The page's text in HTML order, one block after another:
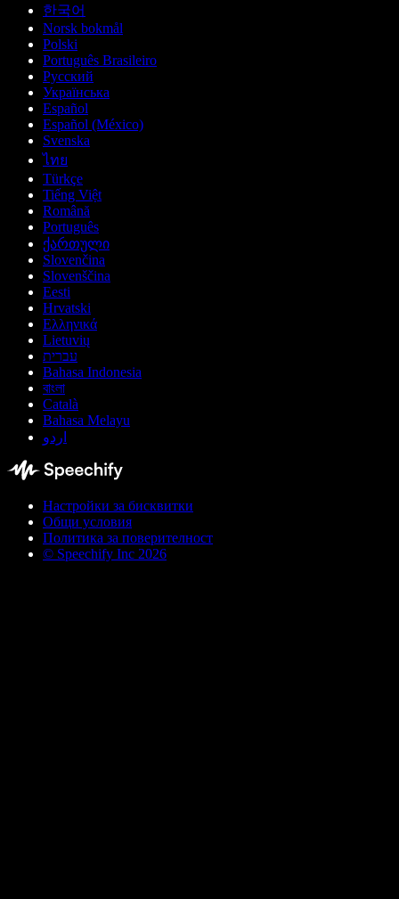
한국어
Norsk bokmål
Polski
Português Brasileiro
Русский
Українська
Español
Español (México)
Svenska
ไทย
Türkçe
Tiếng Việt
Română
Português
ქართული
Slovenčina
Slovenščina
Eesti
Hrvatski
Ελληνικά
Lietuvių
עברית
Bahasa Indonesia
বাংলা
Català
Bahasa Melayu
اردو
Настройки за бисквитки
Общи условия
Политика за поверителност
© Speechify Inc 2026